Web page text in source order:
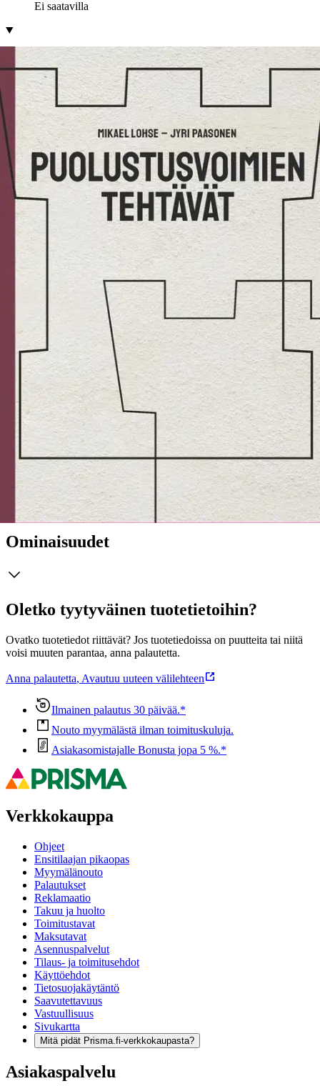
Ei saatavilla
Tuotekuvaus
Puolustusvoimat on kansallinen instituutio, joka nauttii suomalaisten
suurta luottamusta. Puolustusvoimien tehtäviä ovat 1) Suomen
sotilaallinen puolustaminen, 2) muiden viranomaisten tukeminen, 3)
osallistuminen kansainväliseen avun antamiseen ja kansainväliseen
toimintaan ja 4) osallistuminen kansainväliseen sotilaalliseen
kriisinhallintaan. Näihin tehtäviin tiivistyy Puolustusvoimien missio
ja olemassaolon peruste.Teos on ensimmäinen Puolustusvoimien
tehtäviin pureutuva oikeudellinen yleisesitys. Teoksessa tarkastellaan
erikseen kutakin Puolustusvoimien päätehtävää. Tarkastelun
keskiössä ovat päätöksentekoon, toimivaltaan ja voimankäyttöön
liittyvät kysymykset. Kerrontaa havainnollistetaan ajankohtaisilla
esimerkeillä, kuten Suomen liittymisellä Pohjois-Atlantin liittoon,
Puolustusvoimien virka-avulla poliisille Uudenmaan eristämisessä ja
puolustusmateriaaliavulla Ukrainaan. Puolustusvoimat on
sotilaallinen valmiusorganisaatio, ja siksi teoksessa käsitellään myös
varautumista ja poikkeusoloja koskevia asioita. Teoksen lopuksi
kootaan keskeisiä kehittämis- ja jatkotutkimusaiheita.
Puolustusvoimien tehtävät on tarkoitettu sotilasjuridiikkaa työssään
ja palveluksessaan soveltavalle puolustushallinnon henkilöstölle.
Kirja soveltuu laajemminkin kaikille niille lukijoille, jotka haluavat
perehtyä Puolustusvoimien laajaan ja viime aikoina nopeasti
muuttuneeseen tehtäväkenttään. Teosta voidaan käyttää myös
oppikirjana. OTT, VT Mikael Lohse on neuvotteleva virkamies
sisäministeriössä. Lohse on aiemmin urallaan palvellut muun muassa
kriisinhallintajoukon (SKJA/ISAF) sotilaslakimiehenä. OTT,
dosentti Jyri Paasonen on turvallisuusalan tutkija. Lohse ja Paasonen
ovat kirjoittaneet laajasti oikeustieteellisen turvallisuustutkimuksen
teemoista.
Näytä lisää tuotekuvausta
Ominaisuudet
Oletko tyytyväinen tuotetietoihin?
Ovatko tuotetiedot riittävät? Jos tuotetiedoissa on puutteita tai niitä
voisi muuten parantaa, anna palautetta.
Anna palautetta, Avautuu uuteen välilehteen
Ilmainen palautus 30 päivää.*
Nouto myymälästä ilman toimituskuluja.
Asiakasomistajalle Bonusta jopa 5 %.*
Verkkokauppa
Ohjeet
Ensitilaajan pikaopas
Myymälänouto
Palautukset
Reklamaatio
Takuu ja huolto
Toimitustavat
Maksutavat
Asennuspalvelut
Tilaus- ja toimitusehdot
Käyttöehdot
Tietosuojakäytäntö
Saavutettavuus
Vastuullisuus
Sivukartta
Mitä pidät Prisma.fi-verkkokaupasta?
Asiakaspalvelu